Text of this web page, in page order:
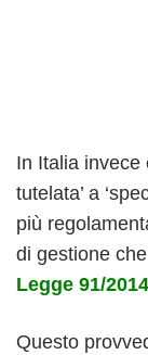
In Italia invece
tutelata’ a
più
di gestione
Legge 91/
Questo